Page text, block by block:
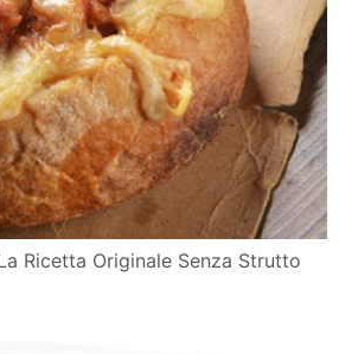
Ricetta Originale Senza Strutto